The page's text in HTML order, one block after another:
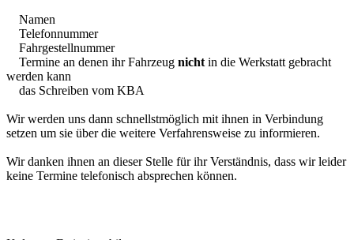
Namen
Telefonnummer
Fahrgestellnummer
Termine an denen ihr Fahrzeug nicht in die Werkstatt gebracht
werden kann
das Schreiben vom KBA
Wir werden uns dann schnellstmöglich mit ihnen in Verbindung
setzen um sie über die weitere Verfahrensweise zu informieren.
Wir danken ihnen an dieser Stelle für ihr Verständnis, dass wir leider
keine Termine telefonisch absprechen können.